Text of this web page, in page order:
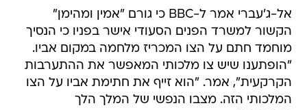
אל-ג'עברי אמר ל-BBC כי גורם "אמין ומהימן"
הקשור למשרד הפנים הסעודי אישר בפניו כי הנסיך
מוחמד חתם על הצו המכריז מלחמה במקום אביו.
"הופתענו שיש צו מלכותי המאפשר את ההתערבות
הקרקעית", אמר. "הוא זייף את חתימת אביו על הצו
המלכותי הזה. מצבו הנפשי של המלך הלך